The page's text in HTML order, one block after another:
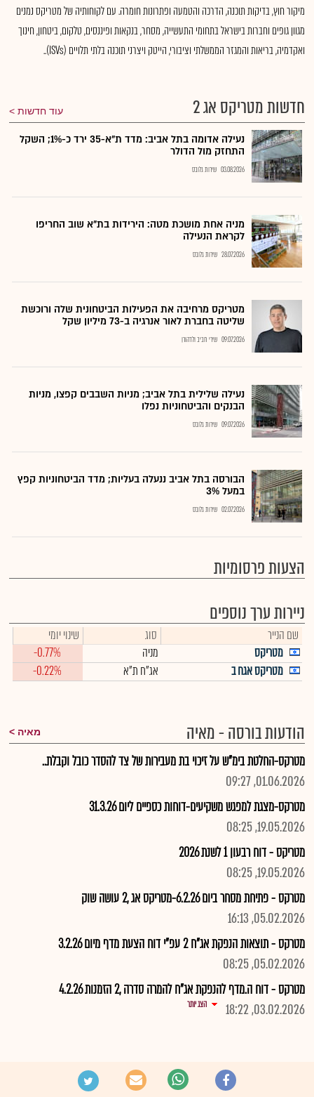
מיקור חוץ, בדיקות תוכנה, הדרכה והטמעה ופתרונות חומרה. עם לקוחותיה של מטריקס נמנים
מגוון גופים וחברות בישראל בתחומי התעשייה, מסחר, בנקאות ופיננסים, טלקום, ביטחון, חינוך
ואקדמיה, בריאות והמגזר הממשלתי וציבורי, הייטק ויצרני תוכנה בלתי תלויים (ISVs)..
חדשות מטריקס אג 2 עוד חדשות
נעילה אדומה בתל אביב: מדד ת"א-35 ירד כ-1%; השקל
התחזק מול הדולר
03.08.2026 שירות גלובס
מניה אחת מושכת מטה: הירידות בת"א שוב החריפו
לקראת הנעילה
28.07.2026 שירות גלובס
מטריקס מרחיבה את הפעילות הביטחונית שלה ורוכשת
שליטה בחברת לאור אנרגיה ב-73 מיליון שקל
09.07.2026 שירי חביב ולדהורן
נעילה שלילית בתל אביב; מניות השבבים קפצו, מניות
הבנקים והביטחוניות נפלו
09.07.2026 שירות גלובס
הבורסה בתל אביב ננעלה בעליות; מדד הביטחוניות קפץ
במעל 3%
02.07.2026 שירות גלובס
הצעות פרסומיות
ניירות ערך נוספים
שם הנייר סוג
שינוי יומי
מטריקס
מניה
-0.77%
מטריקס אגח ב
אג"ח ת"א -0.22%
הודעות בורסה - מאיה מאיה
מטרקס-החלטת בימ"ש על זיכוי בת מעבירות של צד להסדר כובל וקבלת..
01.06.2026, 09:27
מטרקס-מצגת למפגש משקיעים-דוחות כספיים ליום 31.3.26
19.05.2026, 08:25
מטריקס - דוח רבעון 1 לשנת 2026
19.05.2026, 08:25
מטרקס - פתיחת מסחר ביום 6.2.26-מטריקס אג ,2 עושה שוק
05.02.2026, 16:13
מטרקס - תוצאות הנפקת אג"ח 2 עפ"י דוח הצעת מדף מיום 3.2.26
05.02.2026, 08:25
מטרקס - דוח ה.מדף להנפקת אג"ח להמרה סדרה ,2 הזמנות 4.2.26
03.02.2026, 18:22
הצג יותר